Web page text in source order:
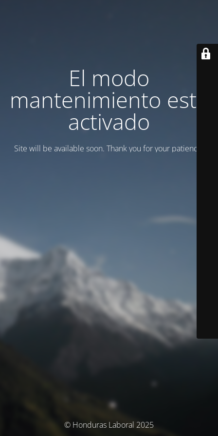
El modo
mantenimiento está
activado
Site will be available soon. Thank you for your patience!
© Honduras Laboral 2025